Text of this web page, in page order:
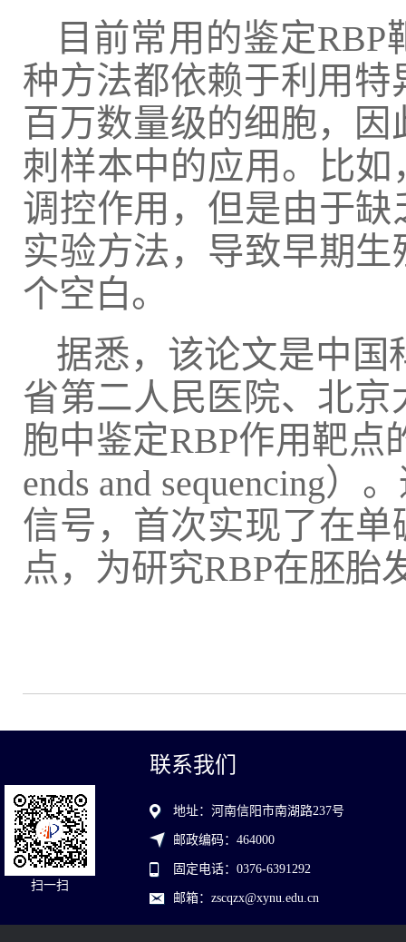
目前常用的鉴定RBP
种方法都依赖于利用
百万数量级的细胞，
刺样本中的应用。比
调控作用，但是由于
实验方法，导致早期
个空白。
据悉，该论文是中国
省第二人民医院、北
胞中鉴定RBP作用靶点
ends and sequencing
信号，首次实现了在
点，为研究RBP在胚胎
扫一扫
联系我们
地址：河南信阳市南湖路237号
邮政编码：464000
固定电话：0376-6391292
邮箱：zscqzx@xynu.edu.cn